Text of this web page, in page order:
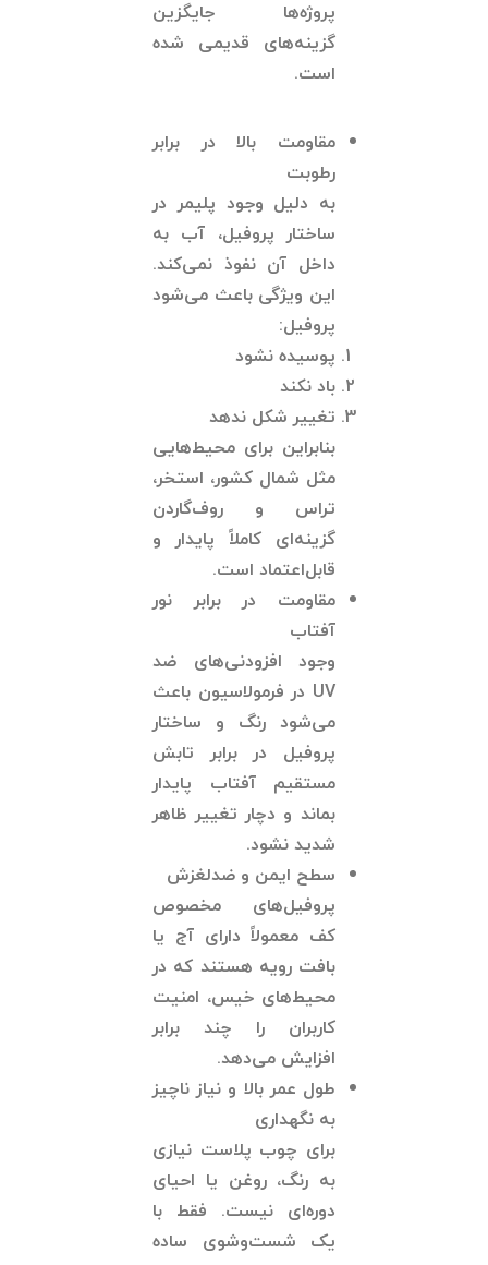
پروژه‌ها جایگزین
گزینه‌های قدیمی شده
است.
مقاومت بالا در برابر
رطوبت
به دلیل وجود پلیمر در
ساختار پروفیل، آب به
داخل آن نفوذ نمی‌کند.
این ویژگی باعث می‌شود
پروفیل:
پوسیده نشود
باد نکند
تغییر شکل ندهد
بنابراین برای محیط‌هایی
مثل شمال کشور، استخر،
تراس و روف‌گاردن
گزینه‌ای کاملاً پایدار و
قابل‌اعتماد است.
مقاومت در برابر نور
آفتاب
وجود افزودنی‌های ضد
UV در فرمولاسیون باعث
می‌شود رنگ و ساختار
پروفیل در برابر تابش
مستقیم آفتاب پایدار
بماند و دچار تغییر ظاهر
شدید نشود.
سطح ایمن و ضدلغزش
پروفیل‌های مخصوص
کف معمولاً دارای آج یا
بافت رویه هستند که در
محیط‌های خیس، امنیت
کاربران را چند برابر
افزایش می‌دهد.
طول عمر بالا و نیاز ناچیز
به نگهداری
برای چوب پلاست نیازی
به رنگ، روغن یا احیای
دوره‌ای نیست. فقط با
یک شست‌وشوی ساده